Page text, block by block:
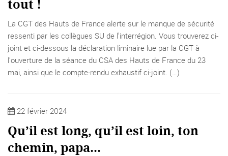
tout !
La CGT des Hauts de France alerte sur le manque de sécurité
ressenti par les collègues SU de l’interrégion. Vous trouverez ci-
joint et ci-dessous la déclaration liminaire lue par la CGT à
l’ouverture de la séance du CSA des Hauts de France du 23
mai, ainsi que le compte-rendu exhaustif ci-joint. (…)
22 février 2024
Qu’il est long, qu’il est loin, ton
chemin, papa...